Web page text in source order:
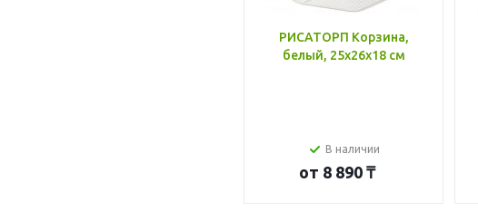
РИСАТОРП Корзина,
белый, 25x26x18 см
В наличии
от 8 890 ₸